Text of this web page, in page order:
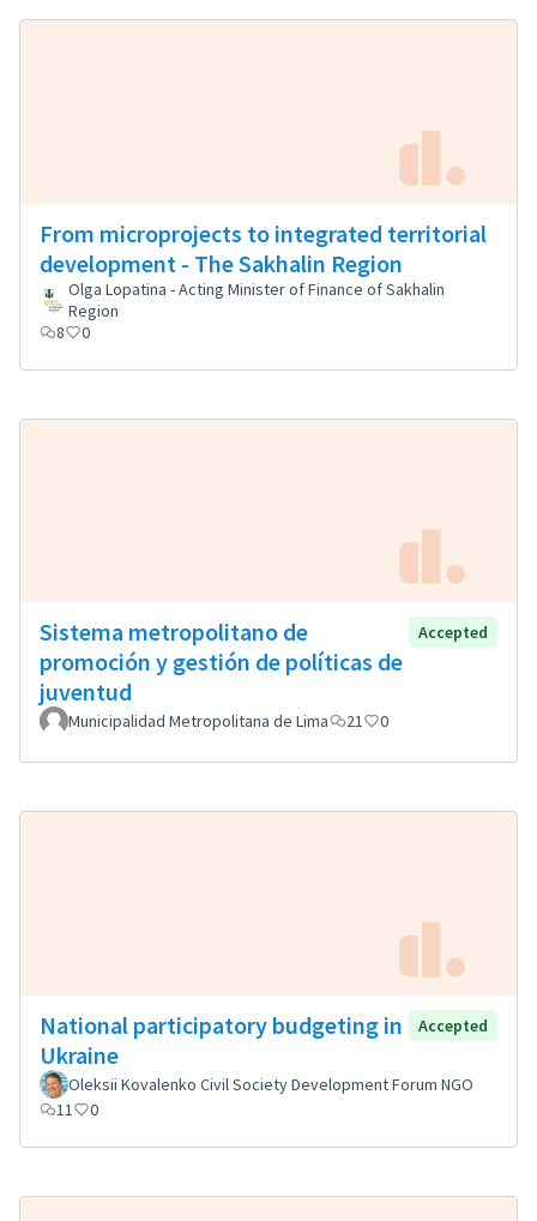
From microprojects to integrated territorial
development - The Sakhalin Region
Olga Lopatina - Acting Minister of Finance of Sakhalin
Region
8
0
Sistema metropolitano de
promoción y gestión de políticas de
juventud
Accepted
Municipalidad Metropolitana de Lima 21 0
National participatory budgeting in
Ukraine
Accepted
Oleksii Kovalenko Civil Society Development Forum NGO
11
0